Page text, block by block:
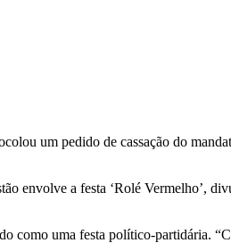
um pedido de cassação do
envolve a festa ‘Rolé Vermelho’,
como uma festa político-partidária.